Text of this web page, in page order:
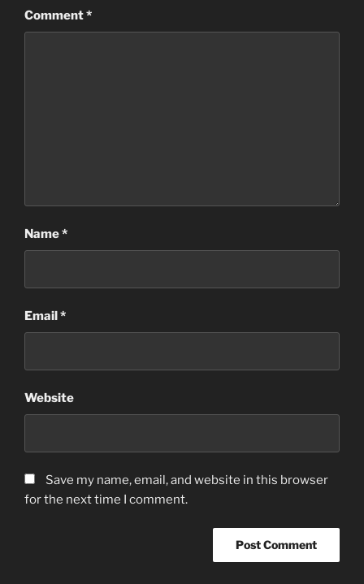
Comment*
Name*
Email*
Website
Save my name, email, and website in this browser
for the next time I comment.